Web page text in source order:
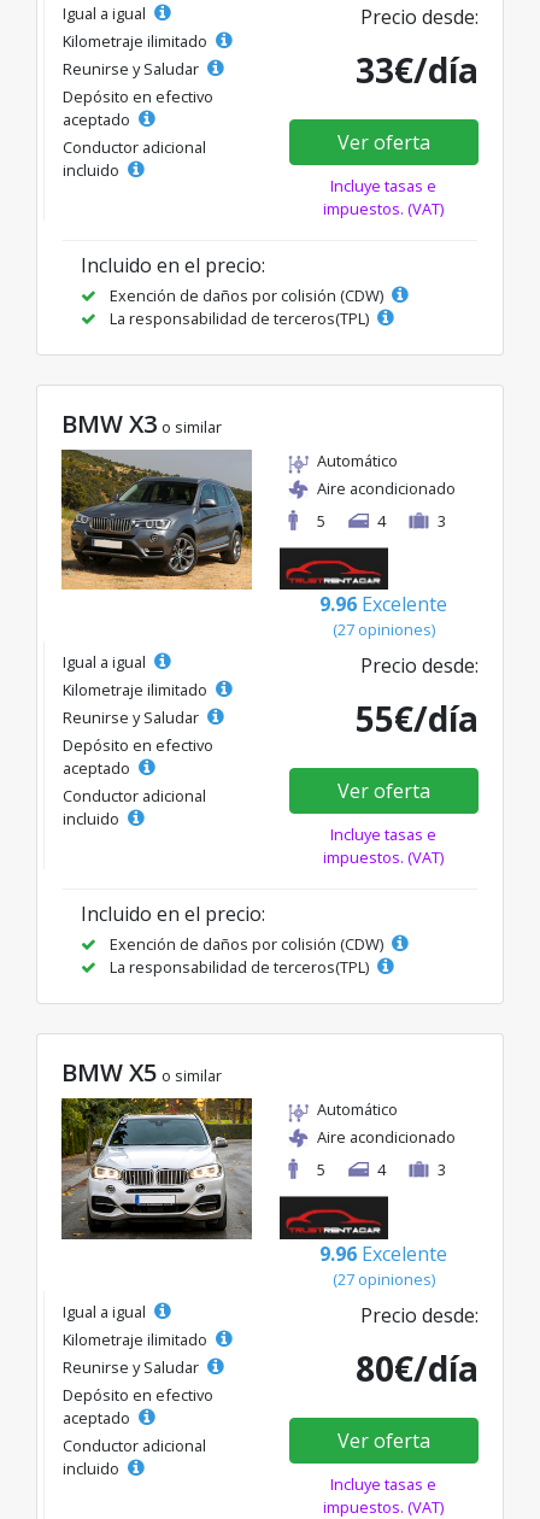
Igual a igual
Kilometraje ilimitado
Reunirse y Saludar
Depósito en efectivo
aceptado
Conductor adicional
incluido
Precio desde:
33€/día
Ver oferta
Incluye tasas e
impuestos. (VAT)
Incluido en el precio:
Exención de daños por colisión (CDW)
La responsabilidad de terceros(TPL)
BMW X3 o similar
Automático
Aire acondicionado
5
4 3
9.96 Excelente
(27 opiniones)
Igual a igual
Kilometraje ilimitado
Reunirse y Saludar
Depósito en efectivo
aceptado
Conductor adicional
incluido
Precio desde:
55€/día
Ver oferta
Incluye tasas e
impuestos. (VAT)
Incluido en el precio:
Exención de daños por colisión (CDW)
La responsabilidad de terceros(TPL)
BMW X5 o similar
Automático
Aire acondicionado
5
4 3
9.96 Excelente
(27 opiniones)
Igual a igual
Kilometraje ilimitado
Reunirse y Saludar
Depósito en efectivo
aceptado
Conductor adicional
incluido
Precio desde:
80€/día
Ver oferta
Incluye tasas e
impuestos. (VAT)